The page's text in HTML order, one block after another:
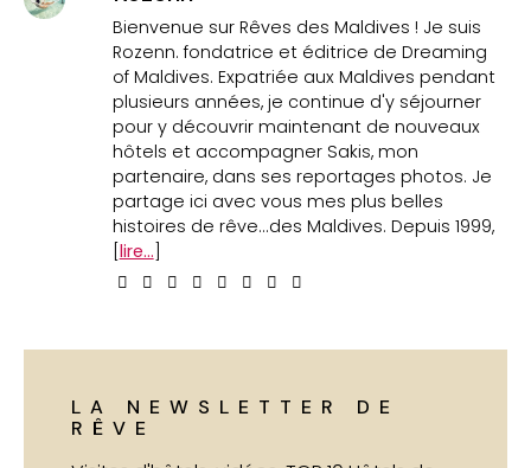
Bienvenue sur Rêves des Maldives ! Je suis
Rozenn. fondatrice et éditrice de Dreaming
of Maldives. Expatriée aux Maldives pendant
plusieurs années, je continue d'y séjourner
pour y découvrir maintenant de nouveaux
hôtels et accompagner Sakis, mon
partenaire, dans ses reportages photos. Je
partage ici avec vous mes plus belles
histoires de rêve...des Maldives. Depuis 1999,
[lire...]
LA NEWSLETTER DE
RÊVE